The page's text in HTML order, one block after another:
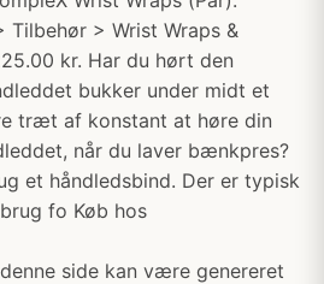
Tilbehør > Wrist Wraps &
kr. Har du hørt den
bukker under midt et
træt af konstant at høre din
når du laver bænkpres?
et håndledsbind. Der er typisk
fo Køb hos
side kan være genereret